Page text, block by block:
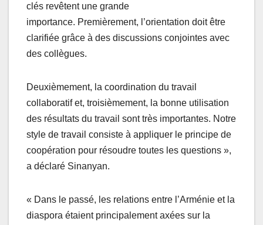
clés revêtent une grande
importance. Premièrement, l’orientation doit être
clarifiée grâce à des discussions conjointes avec
des collègues.
Deuxièmement, la coordination du travail
collaboratif et, troisièmement, la bonne utilisation
des résultats du travail sont très importantes. Notre
style de travail consiste à appliquer le principe de
coopération pour résoudre toutes les questions »,
a déclaré Sinanyan.
« Dans le passé, les relations entre l’Arménie et la
diaspora étaient principalement axées sur la